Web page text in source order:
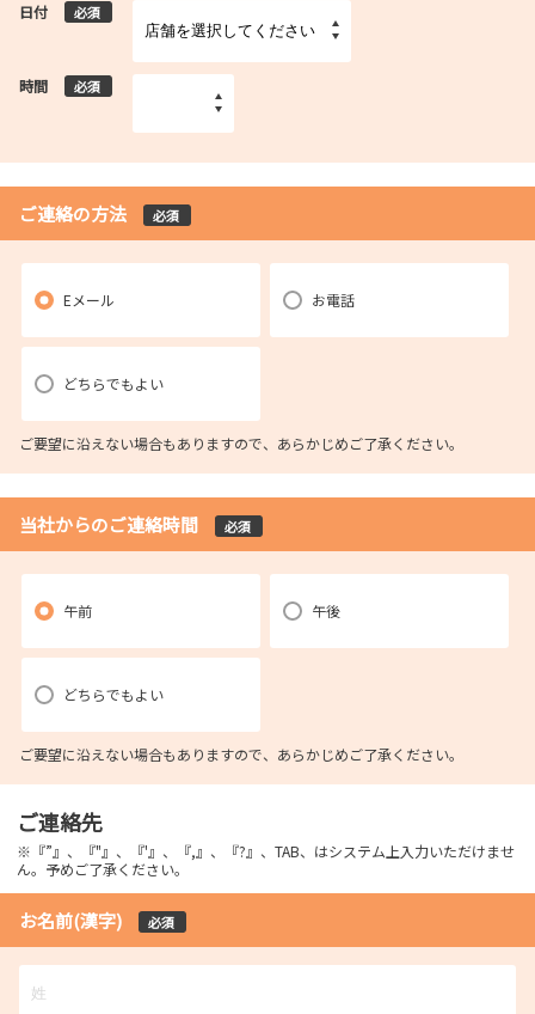
日付 必須
時間 必須
ご連絡の方法 必須
Eメール お電話
どちらでもよい
ご要望に沿えない場合もありますので、あらかじめご了承ください。
当社からのご連絡時間 必須
午前 午後
どちらでもよい
ご要望に沿えない場合もありますので、あらかじめご了承ください。
ご連絡先
※『”』、『"』、『'』、『,』、『?』、TAB、はシステム上入力いただけませ
ん。予めご了承ください。
お名前(漢字) 必須